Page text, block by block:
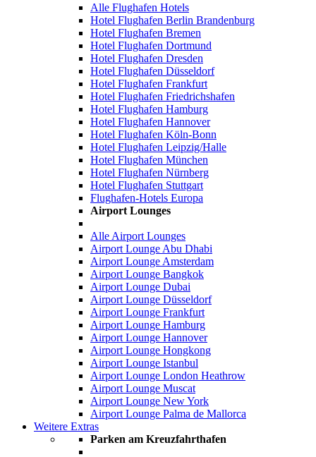
Alle Flughafen Hotels
Hotel Flughafen Berlin Brandenburg
Hotel Flughafen Bremen
Hotel Flughafen Dortmund
Hotel Flughafen Dresden
Hotel Flughafen Düsseldorf
Hotel Flughafen Frankfurt
Hotel Flughafen Friedrichshafen
Hotel Flughafen Hamburg
Hotel Flughafen Hannover
Hotel Flughafen Köln-Bonn
Hotel Flughafen Leipzig/Halle
Hotel Flughafen München
Hotel Flughafen Nürnberg
Hotel Flughafen Stuttgart
Flughafen-Hotels Europa
Airport Lounges
Alle Airport Lounges
Airport Lounge Abu Dhabi
Airport Lounge Amsterdam
Airport Lounge Bangkok
Airport Lounge Dubai
Airport Lounge Düsseldorf
Airport Lounge Frankfurt
Airport Lounge Hamburg
Airport Lounge Hannover
Airport Lounge Hongkong
Airport Lounge Istanbul
Airport Lounge London Heathrow
Airport Lounge Muscat
Airport Lounge New York
Airport Lounge Palma de Mallorca
Weitere Extras
Parken am Kreuzfahrthafen